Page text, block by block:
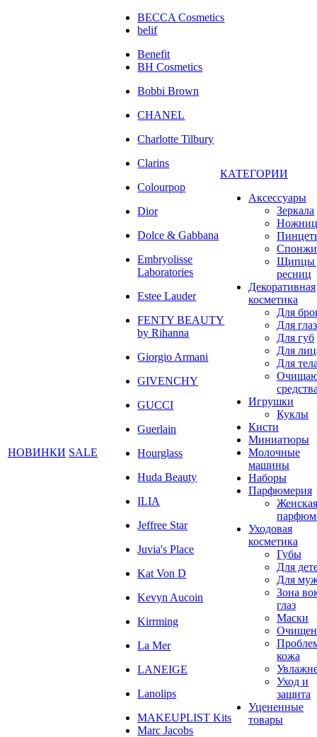
НОВИНКИ SALE
BECCA Cosmetics
belif
Benefit
BH Cosmetics
Bobbi Brown
CHANEL
Charlotte Tilbury
Clarins
Colourpop
Dior
Dolce & Gabbana
Embryolisse
Laboratories
Estee Lauder
FENTY BEAUTY
by Rihanna
Giorgio Armani
GIVENCHY
GUCCI
Guerlain
Hourglass
Huda Beauty
ILIA
Jeffree Star
Juvia's Place
Kat Von D
Kevyn Aucoin
Kirrming
La Mer
LANEIGE
Lanolips
MAKEUPLIST Kits
Marc Jacobs
КАТЕГОРИИ
Аксессуары
Зеркала
Спонжи
Щипцы
ресниц
Декоративная
косметика
Для
Для глаз
Для губ
Для
Для
Игрушки
Куклы
Кисти
Миниатюры
Молочные
машины
Наборы
Парфюмерия
Женская
Уходовая
косметика
Губы
Для
Для
Зона
глаз
Маски
кожа
Уход и
защита
Уцененные
товары